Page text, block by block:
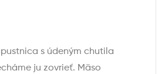
s údeným chutila
ju zovrieť. Mäso